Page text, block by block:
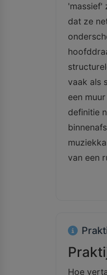
'massief'
dat ze
vaak als
een
definitie
van een
Hoe